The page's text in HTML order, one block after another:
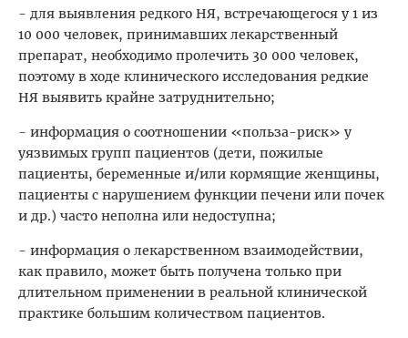
- для выявления редкого НЯ, встречающегося у 1 из
10 000 человек, принимавших лекарственный
препарат, необходимо пролечить 30 000 человек,
поэтому в ходе клинического исследования редкие
НЯ выявить крайне затруднительно;
- информация о соотношении «польза-риск» у
уязвимых групп пациентов (дети, пожилые
пациенты, беременные и/или кормящие женщины,
пациенты с нарушением функции печени или почек
и др.) часто неполна или недоступна;
- информация о лекарственном взаимодействии,
как правило, может быть получена только при
длительном применении в реальной клинической
практике большим количеством пациентов.